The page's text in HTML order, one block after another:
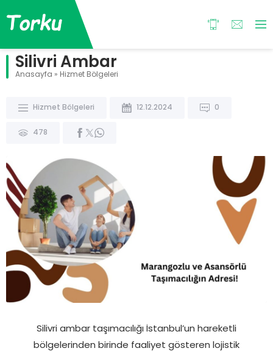
Silivri Ambar
Anasayfa » Hizmet Bölgeleri
Hizmet Bölgeleri 12.12.2024 0
478
Silivri ambar taşımacılığı İstanbul’un hareketli
bölgelerinden birinde faaliyet gösteren lojistik